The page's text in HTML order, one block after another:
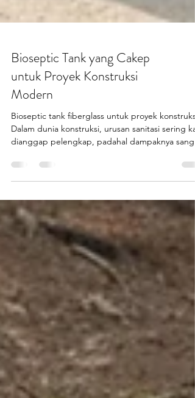
Bioseptic Tank yang Cakep
untuk Proyek Konstruksi
Modern
Dalam dunia konstruksi, urusan sanitasi sering kali
dianggap pelengkap, padahal dampaknya
sanitasi modern yang dirancang khusus untuk
kebutuhan lapangan yang padat, cepat, dan
minim toleransi kesalahan. Kontraktor dan
developer membutuhkan sistem yang ringkas,
kuat, serta siap digunakan jangka panjang. Di
sinilah bioseptic tank fiberglass memainkan peran
penting dalam